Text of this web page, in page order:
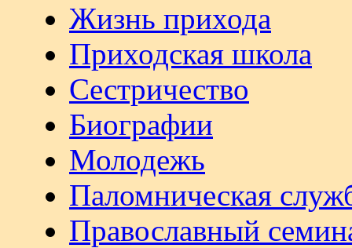
Жизнь прихода
Приходская школа
Сестричество
Биографии
Молодежь
Паломническая
Православный